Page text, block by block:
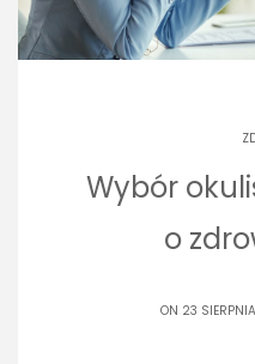
Wybór
o
ON 23